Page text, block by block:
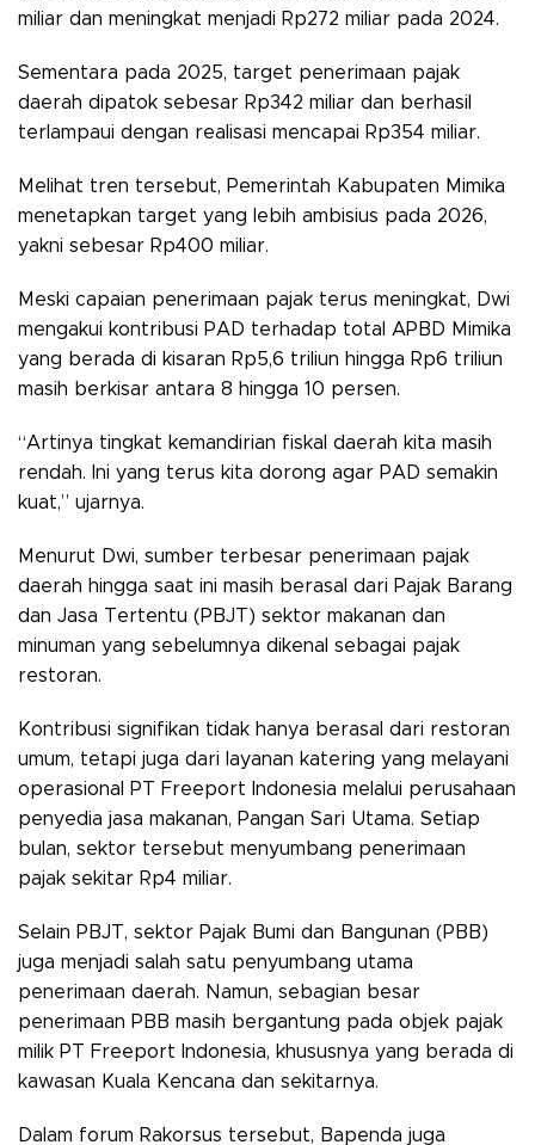
miliar dan meningkat menjadi Rp272 miliar pada 2024.
Sementara pada 2025, target penerimaan pajak
daerah dipatok sebesar Rp342 miliar dan berhasil
terlampaui dengan realisasi mencapai Rp354 miliar.
Melihat tren tersebut, Pemerintah Kabupaten Mimika
menetapkan target yang lebih ambisius pada 2026,
yakni sebesar Rp400 miliar.
Meski capaian penerimaan pajak terus meningkat, Dwi
mengakui kontribusi PAD terhadap total APBD Mimika
yang berada di kisaran Rp5,6 triliun hingga Rp6 triliun
masih berkisar antara 8 hingga 10 persen.
“Artinya tingkat kemandirian fiskal daerah kita masih
rendah. Ini yang terus kita dorong agar PAD semakin
kuat,” ujarnya.
Menurut Dwi, sumber terbesar penerimaan pajak
daerah hingga saat ini masih berasal dari Pajak Barang
dan Jasa Tertentu (PBJT) sektor makanan dan
minuman yang sebelumnya dikenal sebagai pajak
restoran.
Kontribusi signifikan tidak hanya berasal dari restoran
umum, tetapi juga dari layanan katering yang melayani
operasional PT Freeport Indonesia melalui perusahaan
penyedia jasa makanan, Pangan Sari Utama. Setiap
bulan, sektor tersebut menyumbang penerimaan
pajak sekitar Rp4 miliar.
Selain PBJT, sektor Pajak Bumi dan Bangunan (PBB)
juga menjadi salah satu penyumbang utama
penerimaan daerah. Namun, sebagian besar
penerimaan PBB masih bergantung pada objek pajak
milik PT Freeport Indonesia, khususnya yang berada di
kawasan Kuala Kencana dan sekitarnya.
Dalam forum Rakorsus tersebut, Bapenda juga